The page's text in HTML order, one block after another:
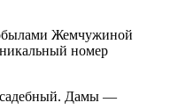
Жемчужиной
номер
Дамы —